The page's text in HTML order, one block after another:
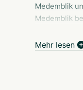
Medemblik
Medemblik
genau
Mehr lesen